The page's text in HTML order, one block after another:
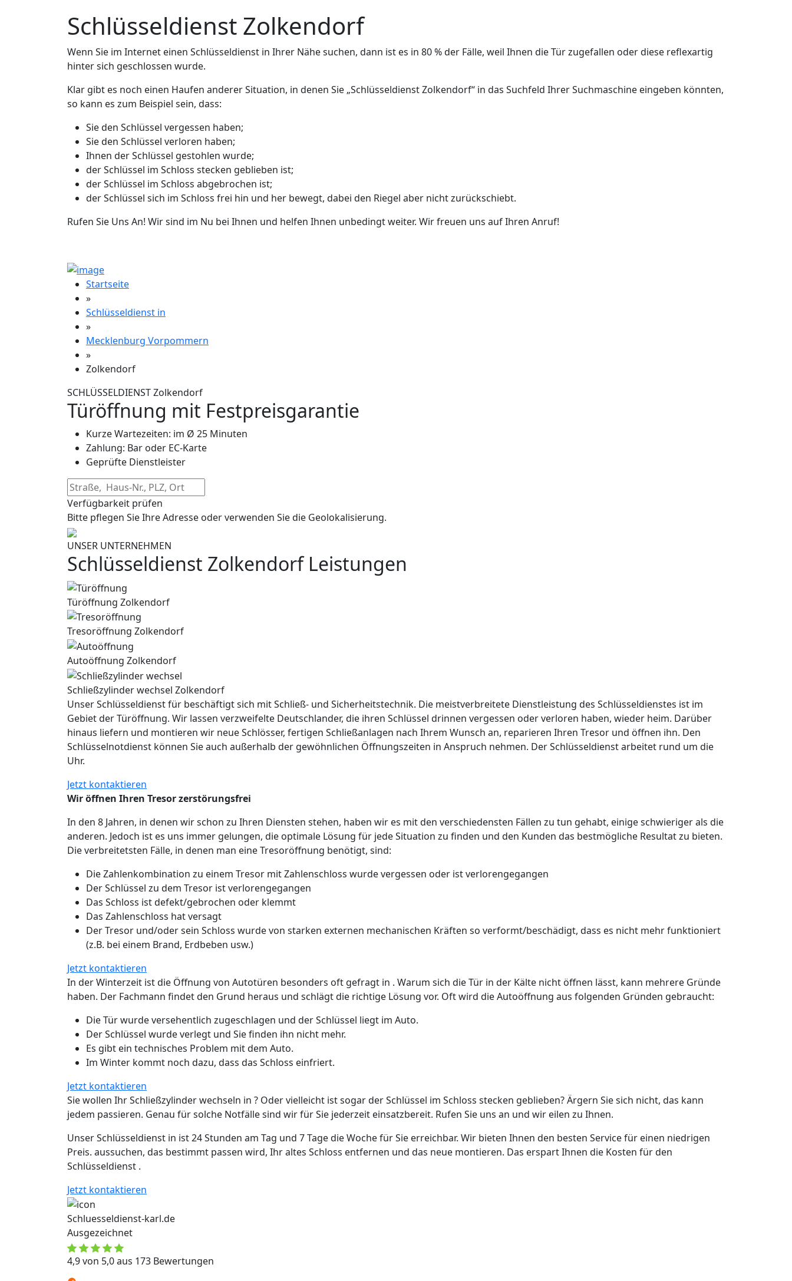
Schlüsseldienst Zolkendorf
Wenn Sie im Internet einen Schlüsseldienst in Ihrer Nähe suchen, dann ist es in 80 % der Fälle, weil Ihnen die Tür zugefallen oder diese reflexartig
hinter sich geschlossen wurde.
Klar gibt es noch einen Haufen anderer Situation, in denen Sie „Schlüsseldienst Zolkendorf“ in das Suchfeld Ihrer Suchmaschine eingeben könnten,
so kann es zum Beispiel sein, dass:
Sie den Schlüssel vergessen haben;
Sie den Schlüssel verloren haben;
Ihnen der Schlüssel gestohlen wurde;
der Schlüssel im Schloss stecken geblieben ist;
der Schlüssel im Schloss abgebrochen ist;
der Schlüssel sich im Schloss frei hin und her bewegt, dabei den Riegel aber nicht zurückschiebt.
Rufen Sie Uns An! Wir sind im Nu bei Ihnen und helfen Ihnen unbedingt weiter. Wir freuen uns auf Ihren Anruf!
Startseite
»
Schlüsseldienst in
»
Mecklenburg Vorpommern
»
Zolkendorf
SCHLÜSSELDIENST Zolkendorf
Türöffnung mit Festpreisgarantie
Kurze Wartezeiten: im Ø 25 Minuten
Zahlung: Bar oder EC-Karte
Geprüfte Dienstleister
Verfügbarkeit prüfen
Bitte pflegen Sie Ihre Adresse oder verwenden Sie die Geolokalisierung.
UNSER UNTERNEHMEN
Schlüsseldienst Zolkendorf Leistungen
Türöffnung Zolkendorf
Tresoröffnung Zolkendorf
Autoöffnung Zolkendorf
Schließzylinder wechsel Zolkendorf
Unser Schlüsseldienst für beschäftigt sich mit Schließ- und Sicherheitstechnik. Die meistverbreitete Dienstleistung des Schlüsseldienstes ist im
Gebiet der Türöffnung. Wir lassen verzweifelte Deutschlander, die ihren Schlüssel drinnen vergessen oder verloren haben, wieder heim. Darüber
hinaus liefern und montieren wir neue Schlösser, fertigen Schließanlagen nach Ihrem Wunsch an, reparieren Ihren Tresor und öffnen ihn. Den
Schlüsselnotdienst können Sie auch außerhalb der gewöhnlichen Öffnungszeiten in Anspruch nehmen. Der Schlüsseldienst arbeitet rund um die
Uhr.
Jetzt kontaktieren
Wir öffnen Ihren Tresor zerstörungsfrei
In den 8 Jahren, in denen wir schon zu Ihren Diensten stehen, haben wir es mit den verschiedensten Fällen zu tun gehabt, einige schwieriger als die
anderen. Jedoch ist es uns immer gelungen, die optimale Lösung für jede Situation zu finden und den Kunden das bestmögliche Resultat zu bieten.
Die verbreitetsten Fälle, in denen man eine Tresoröffnung benötigt, sind:
Die Zahlenkombination zu einem Tresor mit Zahlenschloss wurde vergessen oder ist verlorengegangen
Der Schlüssel zu dem Tresor ist verlorengegangen
Das Schloss ist defekt/gebrochen oder klemmt
Das Zahlenschloss hat versagt
Der Tresor und/oder sein Schloss wurde von starken externen mechanischen Kräften so verformt/beschädigt, dass es nicht mehr funktioniert
(z.B. bei einem Brand, Erdbeben usw.)
Jetzt kontaktieren
In der Winterzeit ist die Öffnung von Autotüren besonders oft gefragt in . Warum sich die Tür in der Kälte nicht öffnen lässt, kann mehrere Gründe
haben. Der Fachmann findet den Grund heraus und schlägt die richtige Lösung vor. Oft wird die Autoöffnung aus folgenden Gründen gebraucht:
Die Tür wurde versehentlich zugeschlagen und der Schlüssel liegt im Auto.
Der Schlüssel wurde verlegt und Sie finden ihn nicht mehr.
Es gibt ein technisches Problem mit dem Auto.
Im Winter kommt noch dazu, dass das Schloss einfriert.
Jetzt kontaktieren
Sie wollen Ihr Schließzylinder wechseln in ? Oder vielleicht ist sogar der Schlüssel im Schloss stecken geblieben? Ärgern Sie sich nicht, das kann
jedem passieren. Genau für solche Notfälle sind wir für Sie jederzeit einsatzbereit. Rufen Sie uns an und wir eilen zu Ihnen.
Unser Schlüsseldienst in ist 24 Stunden am Tag und 7 Tage die Woche für Sie erreichbar. Wir bieten Ihnen den besten Service für einen niedrigen
Preis. aussuchen, das bestimmt passen wird, Ihr altes Schloss entfernen und das neue montieren. Das erspart Ihnen die Kosten für den
Schlüsseldienst .
Jetzt kontaktieren
Schluesseldienst-karl.de
Ausgezeichnet
4,9 von 5,0 aus 173 Bewertungen